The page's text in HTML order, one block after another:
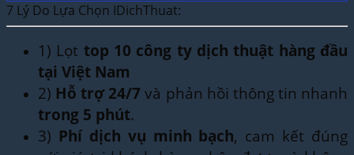
7 Lý Do Lựa Chọn IDichThuat:
1) Lọt top 10 công ty dịch thuật hàng đầu
tại Việt Nam
2) Hỗ trợ 24/7 và phản hồi thông tin nhanh
trong 5 phút.
3) Phí dịch vụ minh bạch, cam kết đúng